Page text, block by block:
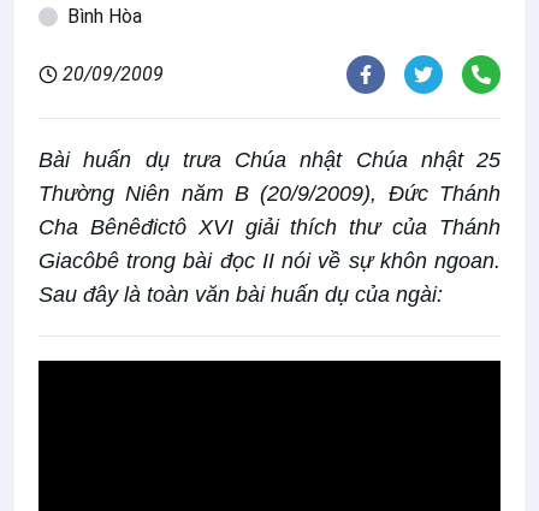
Bình Hòa
20/09/2009
Bài huấn dụ trưa Chúa nhật Chúa nhật 25
Thường Niên năm B (20/9/2009), Đức Thánh
Cha Bênêđictô XVI giải thích thư của Thánh
Giacôbê trong bài đọc II nói về sự khôn ngoan.
Sau đây là toàn văn bài huấn dụ của ngài: